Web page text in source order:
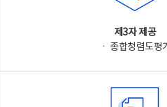
제3자 제공
ㆍ 종합청렴도평